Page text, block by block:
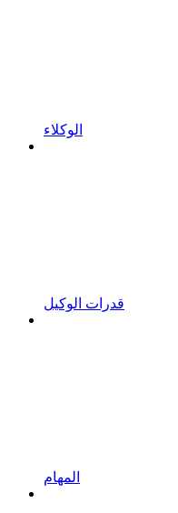
الوكلاء
قدرات الوكيل
المهام